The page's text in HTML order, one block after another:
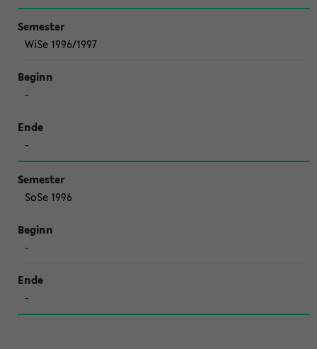
WiSe 1996/1997
-
-
SoSe 1996
-
-